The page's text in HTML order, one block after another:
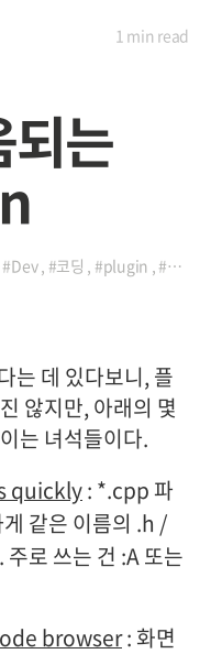
되는
#Dev, #코딩 , #plugin ,#vi
1 min read
는 데 있다보니, 플
않지만, 아래의 몇
는 녀석들이다.
quickly: *.cpp 파
같은 이름의 .h /
로 쓰는 건 :A 또는
browser: 화면